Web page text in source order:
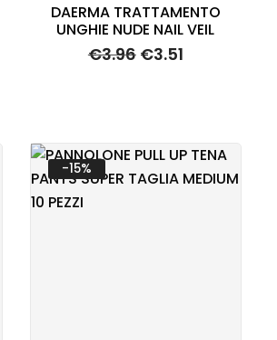
DAERMA TRATTAMENTO
UNGHIE NUDE NAIL VEIL
€3.96 €3.51
-15%